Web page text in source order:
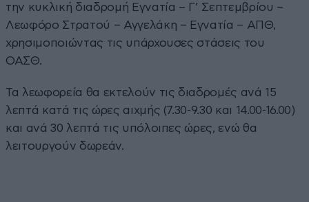
την κυκλική διαδρομή Εγνατία – Γ’ Σεπτεμβρίου –
Λεωφόρο Στρατού – Αγγελάκη – Εγνατία – ΑΠΘ,
χρησιμοποιώντας τις υπάρχουσες στάσεις του
ΟΑΣΘ.
Τα λεωφορεία θα εκτελούν τις διαδρομές ανά 15
λεπτά κατά τις ώρες αιχμής (7.30-9.30 και 14.00-16.00)
και ανά 30 λεπτά τις υπόλοιπες ώρες, ενώ θα
λειτουργούν δωρεάν.